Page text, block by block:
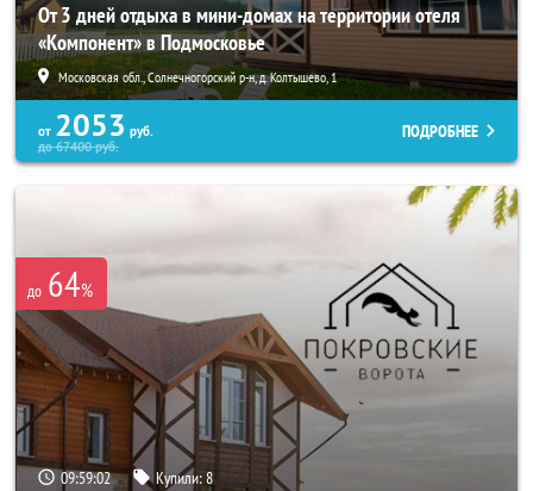
От 3 дней отдыха в мини-домах на территории отеля
«Компонент» в Подмосковье
Московская обл., Солнечногорский р-н, д. Колтышево, 1
от 2053 руб.
до67400руб.
ПОДРОБНЕЕ
до 64%
09:59:01 Купили:8